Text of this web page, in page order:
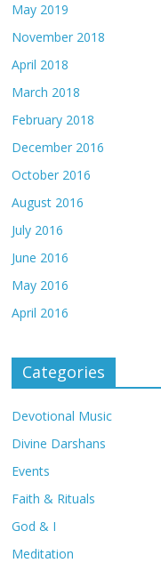
May 2019
November 2018
April 2018
March 2018
February 2018
December 2016
October 2016
August 2016
July 2016
June 2016
May 2016
April 2016
Categories
Devotional Music
Divine Darshans
Events
Faith & Rituals
God & I
Meditation